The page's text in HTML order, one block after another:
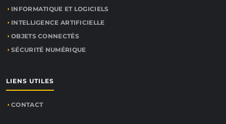
INFORMATIQUE ET LOGICIELS
INTELLIGENCE ARTIFICIELLE
OBJETS CONNECTÉS
SÉCURITÉ NUMÉRIQUE
LIENS UTILES
CONTACT